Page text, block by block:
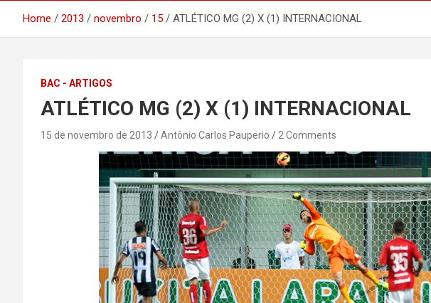
Home 2013 novembro 15 ATLÉTICO MG (2) X (1) INTERNACIONAL
BAC - ARTIGOS
ATLÉTICO MG (2) X (1) INTERNACIONAL
15 de novembro de 2013 Antônio Carlos Pauperio 2 Comments